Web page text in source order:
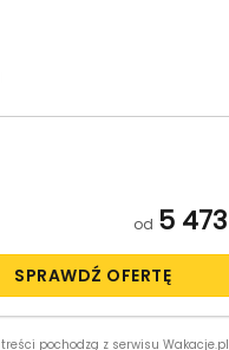
od 5 473
SPRAWDŹ OFERTĘ
treści pochodzą z serwisu Wakacje.pl